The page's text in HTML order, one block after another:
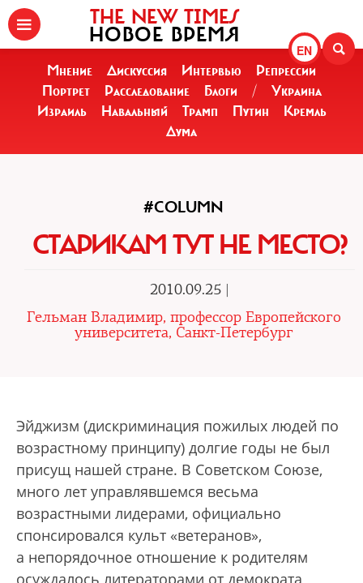
EN
THE NEW TIMES
НОВОЕ ВРЕМЯ
Мнение Дискуссия Интервью
Репрессии
Портрет
Расследование Блоги /
Украина
Израиль
Навальный Трамп Путин
Кремль
Дума
#COLUMN
СТАРИКАМ ТУТ НЕ МЕСТО?
2010.09.25 |
Гельман Владимир, профессор Европейского
университета, Санкт-Петербург
Эйджизм (дискриминация пожилых людей по
возрастному принципу) долгие годы не был
присущ нашей стране. В Советском Союзе,
много лет управлявшемся весьма
возрастными лидерами, официально
спонсировался культ «ветеранов»,
а непорядочное отношение к родителям
осуждалось литераторами от демократа